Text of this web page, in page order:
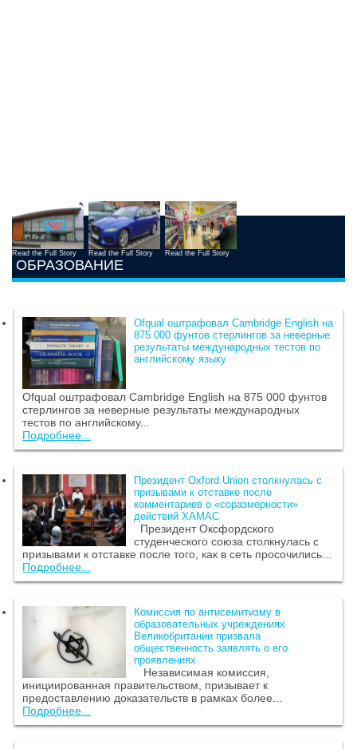
Read the Full Story Read the Full Story Read the Full Story
ОБРАЗОВАНИЕ
Ofqual оштрафовал Cambridge English на
875 000 фунтов стерлингов за неверные
результаты международных тестов по
английскому языку
Ofqual оштрафовал Cambridge English на 875 000 фунтов
стерлингов за неверные результаты международных
тестов по английскому...
Подробнее...
Президент Oxford Union столкнулась с
призывами к отставке после
комментариев о «соразмерности»
действий ХАМАС
Президент Оксфордского
студенческого союза столкнулась с
призывами к отставке после того, как в сеть просочились...
Подробнее...
Комиссия по антисемитизму в
образовательных учреждениях
Великобритании призвала
общественность заявлять о его
проявлениях
Независимая комиссия,
инициированная правительством, призывает к
предоставлению доказательств в рамках более...
Подробнее...